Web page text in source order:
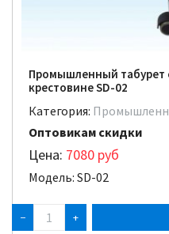
Промышленный табурет
крестовине SD-02
Категория:
Оптовикам скидки
Цена: 7080 руб
Модель: SD-02
− +